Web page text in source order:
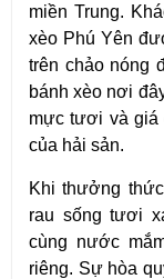
miền Trung.
xèo Phú Yên
trên chảo nóng
bánh xèo nơi
mực tươi và giá
của hải sản.
Khi thưởng
rau sống tươi
cùng nước
riêng. Sự hòa